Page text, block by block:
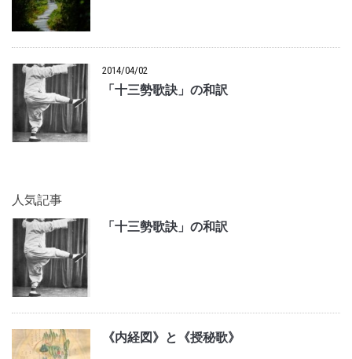
2014/04/02
「十三勢歌訣」の和訳
人気記事
「十三勢歌訣」の和訳
《内経図》と《授秘歌》